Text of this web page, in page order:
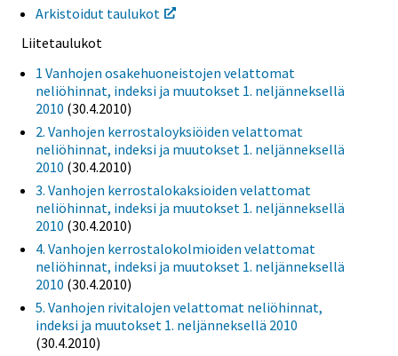
Arkistoidut taulukot
Liitetaulukot
1 Vanhojen osakehuoneistojen velattomat
neliöhinnat, indeksi ja muutokset 1. neljänneksellä
2010 (30.4.2010)
2. Vanhojen kerrostaloyksiöiden velattomat
neliöhinnat, indeksi ja muutokset 1. neljänneksellä
2010 (30.4.2010)
3. Vanhojen kerrostalokaksioiden velattomat
neliöhinnat, indeksi ja muutokset 1. neljänneksellä
2010 (30.4.2010)
4. Vanhojen kerrostalokolmioiden velattomat
neliöhinnat, indeksi ja muutokset 1. neljänneksellä
2010 (30.4.2010)
5. Vanhojen rivitalojen velattomat neliöhinnat,
indeksi ja muutokset 1. neljänneksellä 2010
(30.4.2010)